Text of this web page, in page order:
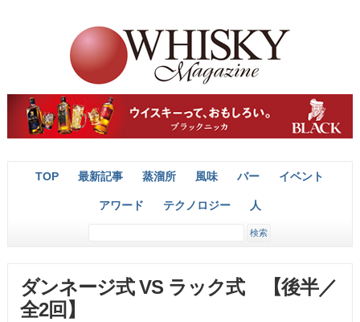
TOP 最新記事 蒸溜所 風味 バー イベント
アワード テクノロジー 人
ダンネージ式 VS ラック式 【後半／
全2回】